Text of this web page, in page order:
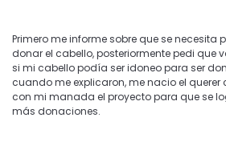
Primero me informe sobre que se necesita
donar el cabello, posteriormente pedi que
si mi cabello podía ser idoneo para ser
cuando me explicaron, me nacio el querer
con mi manada el proyecto para que se
más donaciones.